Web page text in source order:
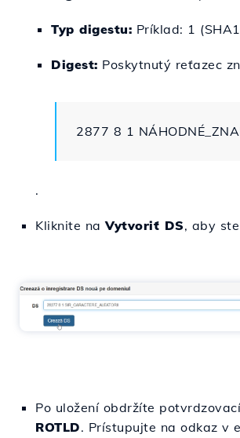
Typ digestu: Príklad: 1
Digest: Poskytnutý reťazec
2877 8 1
.
Kliknite naVytvoriť DS, aby
Po uložení obdržíte
ROTLD. Prístupujte na odkaz v